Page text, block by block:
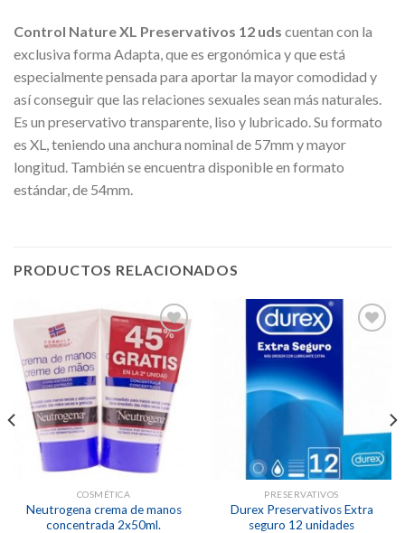
Control Nature XL Preservativos 12 uds cuentan con la
exclusiva forma Adapta, que es ergonómica y que está
especialmente pensada para aportar la mayor comodidad y
así conseguir que las relaciones sexuales sean más naturales.
Es un preservativo transparente, liso y lubricado. Su formato
es XL, teniendo una anchura nominal de 57mm y mayor
longitud. También se encuentra disponible en formato
estándar, de 54mm.
PRODUCTOS RELACIONADOS
Añadir
a la
lista de
deseos
COSMÉTICA
Neutrogena crema de manos
concentrada 2x50ml.
PRESERVATIVOS
Durex Preservativos Extra
seguro 12 unidades